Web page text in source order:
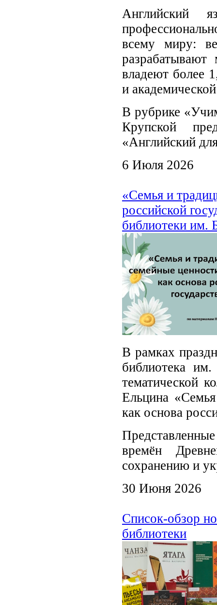
Английский
всему миру:
владеют более
и
В рубрике
Крупской
«Английский
6 Июля 2026
«Семья и
российской
библиотеки им.
В рамках
библиотека
тематической
Ельцина
как основа
времён
сохранению и
30 Июня 2026
Список-обзор
библиотеки